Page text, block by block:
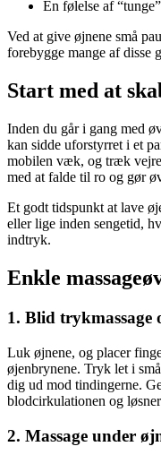
En følelse af
Ved at give øjnene små
forebygge mange af disse
Start med at
Inden du går i gang med
kan sidde uforstyrret i et
mobilen væk, og træk
med at falde til ro og gør
Et godt tidspunkt at lave
eller lige inden sengetid,
indtryk.
Enkle
1. Blid trykmassage
Luk øjnene, og placer
øjenbrynene. Tryk let i
dig ud mod tindingerne.
blodcirkulationen og
2. Massage under